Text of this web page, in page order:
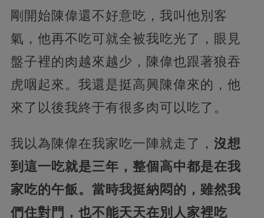
剛開始陳偉還不好意吃，我叫他別客
氣，他再不吃可就全被我吃光了，眼見
盤子裡的肉越來越少，陳偉也跟著狼吞
虎咽起來。我還是挺高興陳偉來的，他
來了以後我終于有很多肉可以吃了。
我以為陳偉在我家吃一陣就走了， 沒想
到這一吃就是三年，整個高中都是在我
家吃的午飯。當時我挺納悶的，雖然我
們住對門，也不能天天在別人家裡吃